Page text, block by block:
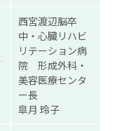
西宮渡辺脳卒
中・心臓リハビ
リテーション病
院 形成外科・
美容医療センタ
ー長
皐月 玲子